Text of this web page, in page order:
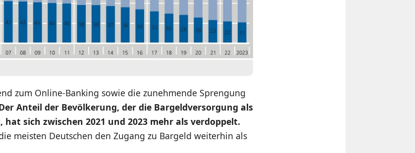
zum Online-Banking sowie die zunehmende Sprengung
Anteil der Bevölkerung, der die Bargeldversorgung als
sich zwischen 2021 und 2023 mehr als verdoppelt.
meisten Deutschen den Zugang zu Bargeld weiterhin als